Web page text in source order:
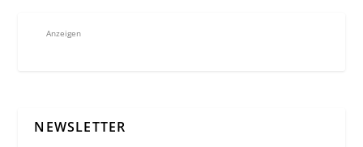
Anzeigen
NEWSLETTER